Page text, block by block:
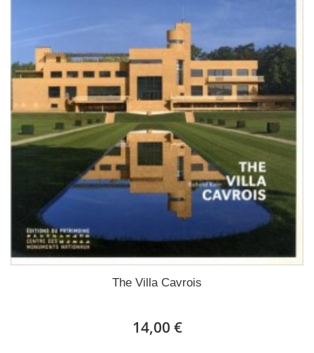
The Villa Cavrois
14,00 €